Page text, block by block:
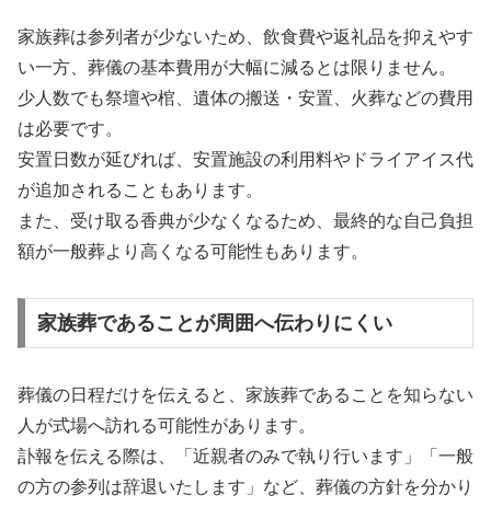
家族葬は参列者が少ないため、飲食費や返礼品を抑えやす
い一方、葬儀の基本費用が大幅に減るとは限りません。
少人数でも祭壇や棺、遺体の搬送・安置、火葬などの費用
は必要です。
安置日数が延びれば、安置施設の利用料やドライアイス代
が追加されることもあります。
また、受け取る香典が少なくなるため、最終的な自己負担
額が一般葬より高くなる可能性もあります。
家族葬であることが周囲へ伝わりにくい
葬儀の日程だけを伝えると、家族葬であることを知らない
人が式場へ訪れる可能性があります。
訃報を伝える際は、「近親者のみで執り行います」「一般
の方の参列は辞退いたします」など、葬儀の方針を分かり